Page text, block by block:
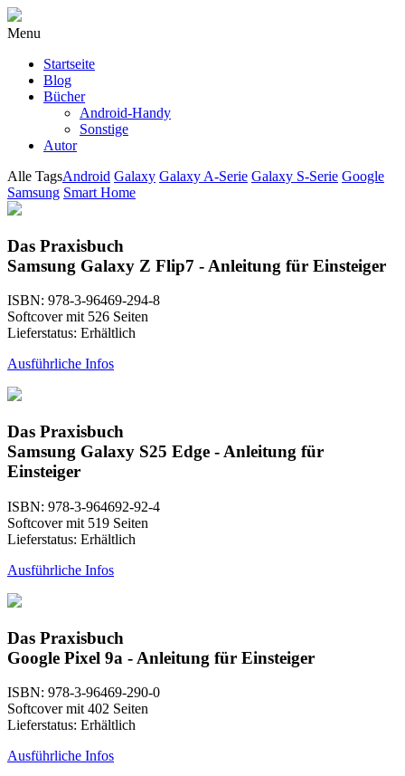
Menu
Startseite
Blog
Bücher
Android-Handy
Sonstige
Autor
Alle TagsAndroid Galaxy Galaxy A-Serie Galaxy S-Serie Google
Samsung Smart Home
Das Praxisbuch
Samsung Galaxy Z Flip7 - Anleitung für Einsteiger
ISBN: 978-3-96469-294-8
Softcover mit 526 Seiten
Lieferstatus: Erhältlich
Ausführliche Infos
Das Praxisbuch
Samsung Galaxy S25 Edge - Anleitung für
Einsteiger
ISBN: 978-3-964692-92-4
Softcover mit 519 Seiten
Lieferstatus: Erhältlich
Ausführliche Infos
Das Praxisbuch
Google Pixel 9a - Anleitung für Einsteiger
ISBN: 978-3-96469-290-0
Softcover mit 402 Seiten
Lieferstatus: Erhältlich
Ausführliche Infos